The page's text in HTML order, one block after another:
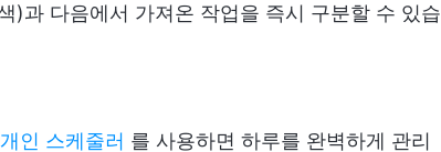
)과 다음에서 가져온 작업을 즉시 구분할 수 있습
개인 스케줄러 를 사용하면 하루를 완벽하게 관리